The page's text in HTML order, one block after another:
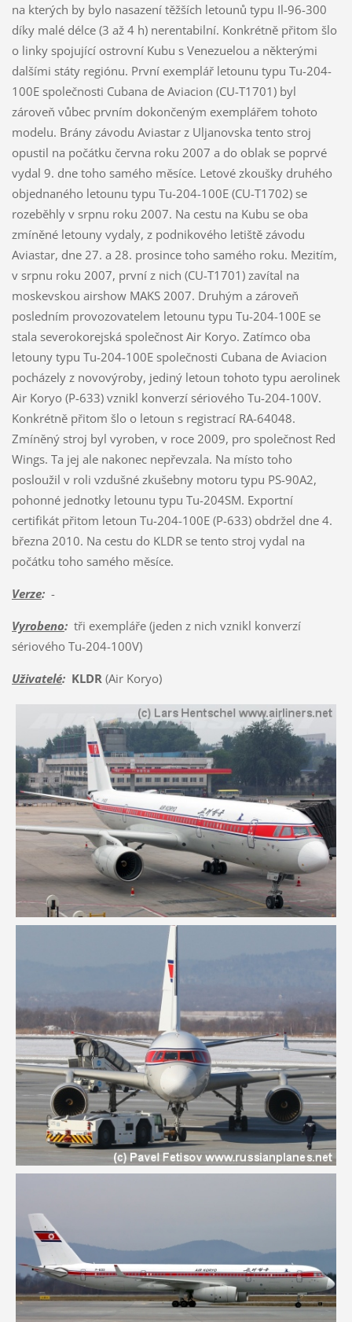
na kterých by bylo nasazení těžších letounů typu Il-96-300
díky malé délce (3 až 4 h) nerentabilní. Konkrétně přitom šlo
o linky spojující ostrovní Kubu s Venezuelou a některými
dalšími státy regiónu. První exemplář letounu typu Tu-204-
100E společnosti Cubana de Aviacion (CU-T1701) byl
zároveň vůbec prvním dokončeným exemplářem tohoto
modelu. Brány závodu Aviastar z Uljanovska tento stroj
opustil na počátku června roku 2007 a do oblak se poprvé
vydal 9. dne toho samého měsíce. Letové zkoušky druhého
objednaného letounu typu Tu-204-100E (CU-T1702) se
rozeběhly v srpnu roku 2007. Na cestu na Kubu se oba
zmíněné letouny vydaly, z podnikového letiště závodu
Aviastar, dne 27. a 28. prosince toho samého roku. Mezitím,
v srpnu roku 2007, první z nich (CU-T1701) zavítal na
moskevskou airshow MAKS 2007. Druhým a zároveň
posledním provozovatelem letounu typu Tu-204-100E se
stala severokorejská společnost Air Koryo. Zatímco oba
letouny typu Tu-204-100E společnosti Cubana de Aviacion
pocházely z novovýroby, jediný letoun tohoto typu aerolinek
Air Koryo (P-633) vznikl konverzí sériového Tu-204-100V.
Konkrétně přitom šlo o letoun s registrací RA-64048.
Zmíněný stroj byl vyroben, v roce 2009, pro společnost Red
Wings. Ta jej ale nakonec nepřevzala. Na místo toho
posloužil v roli vzdušné zkušebny motoru typu PS-90A2,
pohonné jednotky letounu typu Tu-204SM. Exportní
certifikát přitom letoun Tu-204-100E (P-633) obdržel dne 4.
března 2010. Na cestu do KLDR se tento stroj vydal na
počátku toho samého měsíce.
Verze:-
Vyrobeno:tři exempláře (jeden z nich vznikl konverzí
sériového Tu-204-100V)
Uživatelé: KLDR (Air Koryo)